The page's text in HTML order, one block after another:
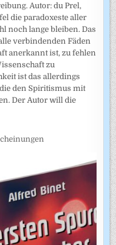
Autor: du Prel,
die paradoxeste aller
noch lange bleiben. Das
verbindenden Fäden
anerkannt ist, zu fehlen
zu
ist das allerdings
den Spiritismus mit
Der Autor will die